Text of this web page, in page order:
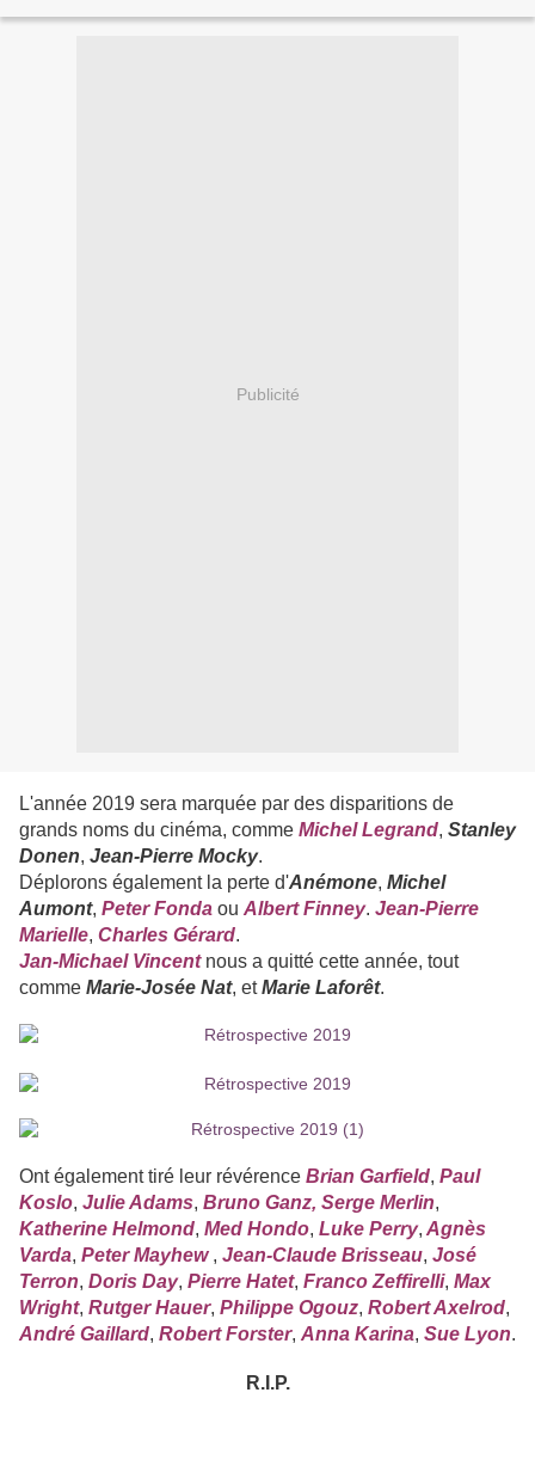
Publicité
L'année 2019 sera marquée par des disparitions de
grands noms du cinéma, comme Michel Legrand, Stanley
Donen, Jean-Pierre Mocky.
Déplorons également la perte d'Anémone, Michel
Aumont, Peter Fonda ou Albert Finney. Jean-Pierre
Marielle, Charles Gérard.
Jan-Michael Vincentnous a quitté cette année, tout
comme Marie-Josée Nat, etMarie Laforêt.
Ont également tiré leur révérence Brian Garfield, Paul
Koslo, Julie Adams, Bruno Ganz, Serge Merlin,
Katherine Helmond, Med Hondo, Luke Perry, Agnès
Varda, Peter Mayhew, Jean-Claude Brisseau, José
Terron, Doris Day, Pierre Hatet, Franco Zeffirelli, Max
Wright, Rutger Hauer, Philippe Ogouz, Robert Axelrod,
André Gaillard, Robert Forster, Anna Karina, Sue Lyon.
R.I.P.